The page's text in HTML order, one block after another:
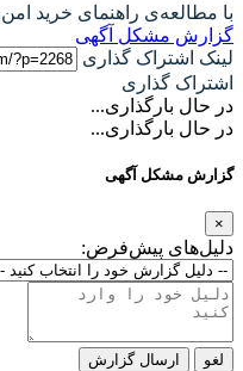
با مطالعه‌ی راهنمای خرید
گزارش مشکل آگهی
لینک اشتراک گذاری
اشتراک گذاری
در حال بارگذاری...
در حال بارگذاری...
گزارش مشکل آگهی
×
دلیل‌های پیش‌فرض:
لغو ارسال گزارش